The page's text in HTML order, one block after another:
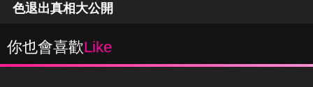
色退出真相大公開
你也會喜歡Like